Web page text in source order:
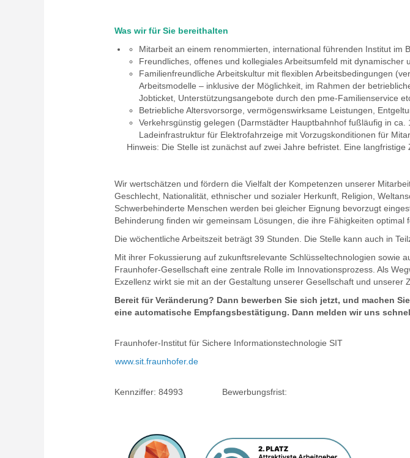
Was wir für Sie bereithalten
Mitarbeit an einem renommierten, international führenden Institut im
Freundliches, offenes und kollegiales Arbeitsumfeld mit dynamischer
Familienfreundliche Arbeitskultur mit flexiblen Arbeitsbedingungen
Arbeitsmodelle – inklusive der Möglichkeit, im Rahmen der
Jobticket, Unterstützungsangebote durch den pme-Familienservice
Betriebliche Altersvorsorge, vermögenswirksame Leistungen,
Verkehrsgünstig gelegen (Darmstädter Hauptbahnhof fußläufig in
Ladeinfrastruktur für Elektrofahrzeige mit Vorzugskonditionen für
Hinweis: Die Stelle ist zunächst auf zwei Jahre befristet. Eine langfristige
Wir wertschätzen und fördern die Vielfalt der Kompetenzen unserer
Geschlecht, Nationalität, ethnischer und sozialer Herkunft, Religion,
Schwerbehinderte Menschen werden bei gleicher Eignung bevorzugt
Behinderung finden wir gemeinsam Lösungen, die ihre Fähigkeiten optimal
Die wöchentliche Arbeitszeit beträgt 39 Stunden. Die Stelle kann auch in
Mit ihrer Fokussierung auf zukunftsrelevante Schlüsseltechnologien sowie
Fraunhofer-Gesellschaft eine zentrale Rolle im Innovationsprozess. Als
Exzellenz wirkt sie mit an der Gestaltung unserer Gesellschaft und unserer
Bereit für Veränderung? Dann bewerben Sie sich jetzt, und machen
eine automatische Empfangsbestätigung. Dann melden wir uns
Fraunhofer-Institut für Sichere Informationstechnologie SIT
www.sit.fraunhofer.de
Kennziffer: 84993 Bewerbungsfrist: